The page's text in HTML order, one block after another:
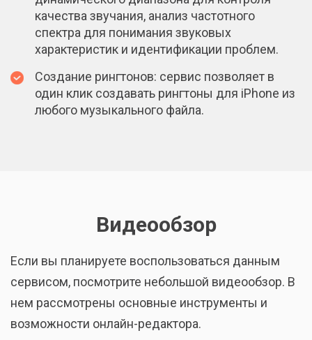
качества звучания, анализ частотного
спектра для понимания звуковых
характеристик и идентификации проблем.
Создание рингтонов: сервис позволяет в
один клик создавать рингтоны для iPhone из
любого музыкального файла.
Видеообзор
Если вы планируете воспользоваться данным
сервисом, посмотрите небольшой видеообзор. В
нем рассмотрены основные инструменты и
возможности онлайн-редактора.